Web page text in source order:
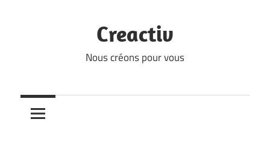
Creactiv
Nous créons pour vous